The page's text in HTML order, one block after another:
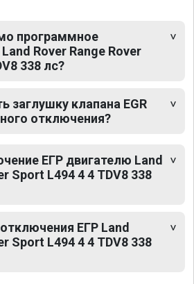
программное
Rover Range Rover
338 лс?
заглушку клапана EGR
отключения?
ЕГР двигателю Land
Sport L494 4 4 TDV8 338
ЕГР Land
Sport L494 4 4 TDV8 338